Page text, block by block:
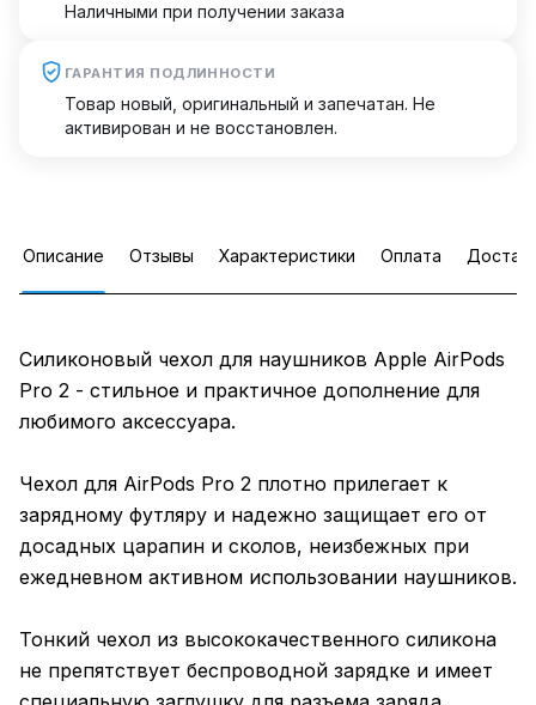
Наличными при получении заказа
ГАРАНТИЯ ПОДЛИННОСТИ
Товар новый, оригинальный и запечатан. Не
активирован и не восстановлен.
Описание Отзывы Характеристики Оплата
Силиконовый чехол для наушников Apple AirPods
Pro 2 - стильное и практичное дополнение для
любимого аксессуара.
Чехол для AirPods Pro 2 плотно прилегает к
зарядному футляру и надежно защищает его от
досадных царапин и сколов, неизбежных при
ежедневном активном использовании наушников.
Тонкий чехол из высококачественного силикона
не препятствует беспроводной зарядке и имеет